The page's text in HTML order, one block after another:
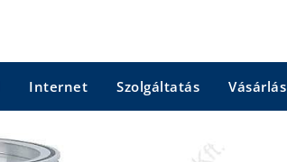
Internet Szolgáltatás Vásárlás